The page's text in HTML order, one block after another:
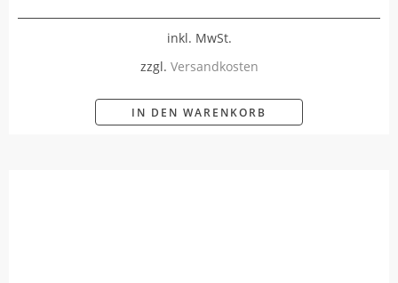
inkl. MwSt.
zzgl. Versandkosten
IN DEN WARENKORB